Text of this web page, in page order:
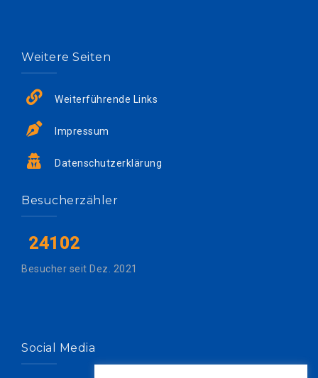
Weitere Seiten
Weiterführende Links
Impressum
Datenschutzerklärung
Besucherzähler
24102
Besucher seit Dez. 2021
Social Media